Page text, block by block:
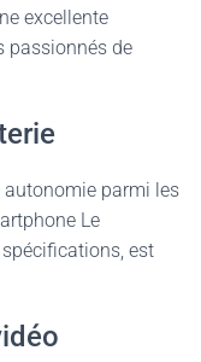
excellente
passionnés de
autonomie parmi les
Le
est